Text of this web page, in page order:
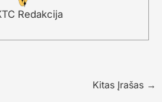
Redakcija
Kitas Įrašas →